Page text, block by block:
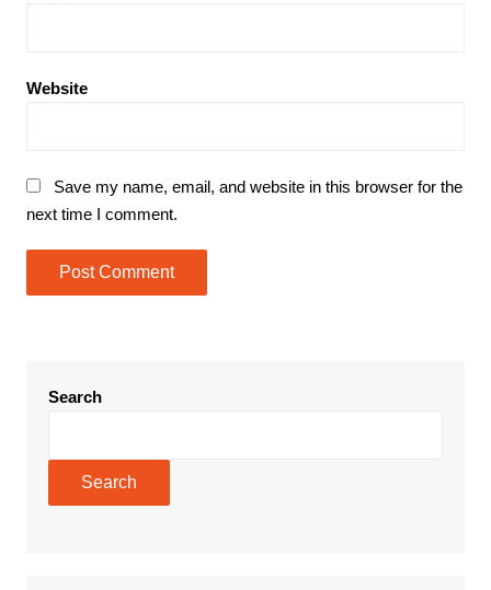
Website
Save my name, email, and website in this browser for the
next time I comment.
Search
Search